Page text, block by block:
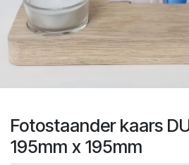
Fotostaander kaars
195mm x 195mm